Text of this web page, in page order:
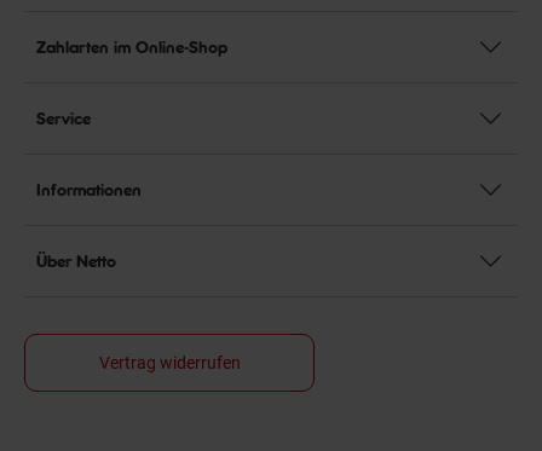
Zahlarten im Online-Shop
Service
Informationen
Über Netto
Vertrag widerrufen